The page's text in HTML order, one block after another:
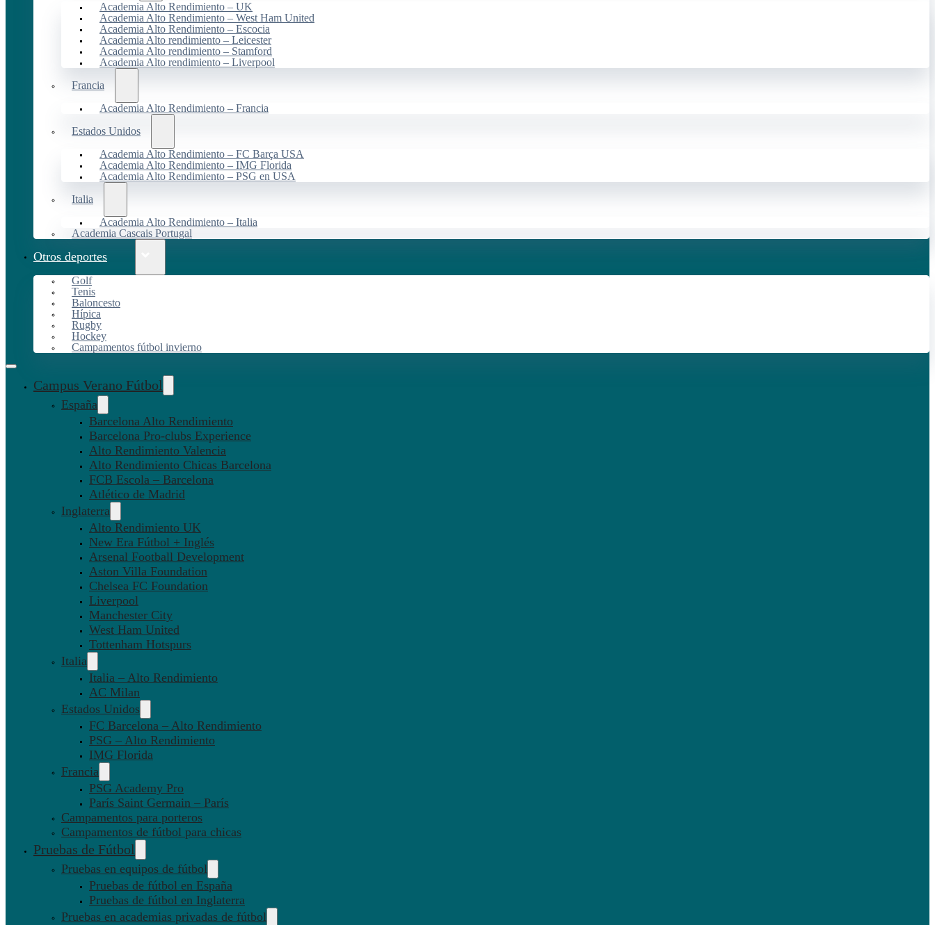
Academia Alto Rendimiento – UK
Academia Alto Rendimiento – West Ham United
Academia Alto Rendimiento – Escocia
Academia Alto rendimiento – Leicester
Academia Alto rendimiento – Stamford
Academia Alto rendimiento – Liverpool
Francia
Academia Alto Rendimiento – Francia
Estados Unidos
Academia Alto Rendimiento – FC Barça USA
Academia Alto Rendimiento – IMG Florida
Academia Alto Rendimiento – PSG en USA
Italia
Academia Alto Rendimiento – Italia
Academia Cascais Portugal
Otros deportes
Golf
Tenis
Baloncesto
Hípica
Rugby
Hockey
Campamentos fútbol invierno
Campus Verano Fútbol
España
Barcelona Alto Rendimiento
Barcelona Pro-clubs Experience
Alto Rendimiento Valencia
Alto Rendimiento Chicas Barcelona
FCB Escola – Barcelona
Atlético de Madrid
Inglaterra
Alto Rendimiento UK
New Era Fútbol + Inglés
Arsenal Football Development
Aston Villa Foundation
Chelsea FC Foundation
Liverpool
Manchester City
West Ham United
Tottenham Hotspurs
Italia
Italia – Alto Rendimiento
AC Milan
Estados Unidos
FC Barcelona – Alto Rendimiento
PSG – Alto Rendimiento
IMG Florida
Francia
PSG Academy Pro
París Saint Germain – París
Campamentos para porteros
Campamentos de fútbol para chicas
Pruebas de Fútbol
Pruebas en equipos de fútbol
Pruebas de fútbol en España
Pruebas de fútbol en Inglaterra
Pruebas en academias privadas de fútbol